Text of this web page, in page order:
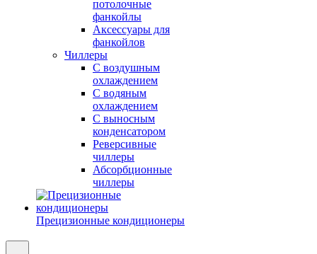
потолочные
фанкойлы
Аксессуары для
фанкойлов
Чиллеры
С воздушным
охлаждением
С водяным
охлаждением
С выносным
конденсатором
Реверсивные
чиллеры
Абсорбционные
чиллеры
Прецизионные кондиционеры